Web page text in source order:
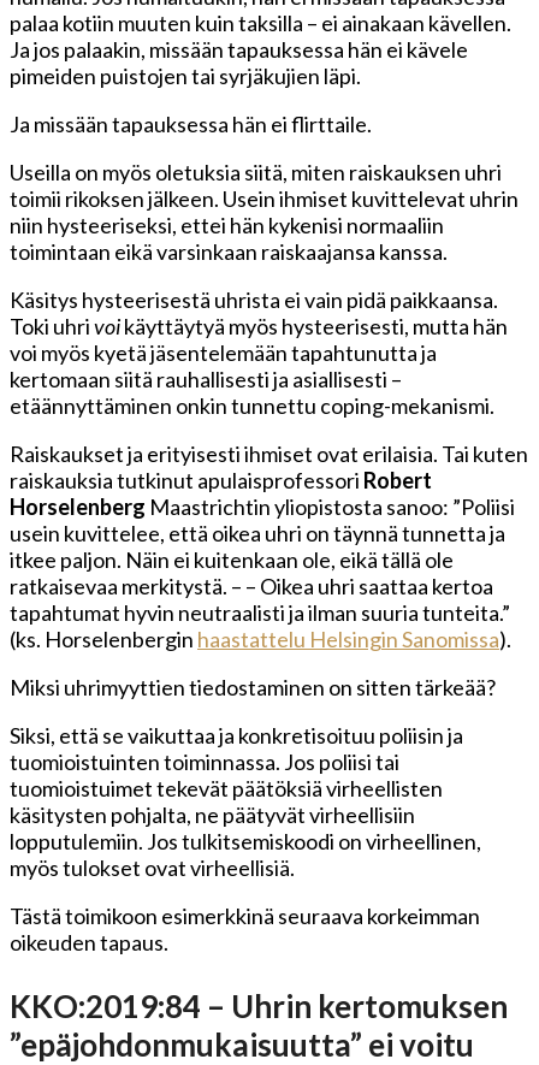
palaa kotiin muuten kuin taksilla – ei ainakaan kävellen.
Ja jos palaakin, missään tapauksessa hän ei kävele
pimeiden puistojen tai syrjäkujien läpi.
Ja missään tapauksessa hän ei flirttaile.
Useilla on myös oletuksia siitä, miten raiskauksen uhri
toimii rikoksen jälkeen. Usein ihmiset kuvittelevat uhrin
niin hysteeriseksi, ettei hän kykenisi normaaliin
toimintaan eikä varsinkaan raiskaajansa kanssa.
Käsitys hysteerisestä uhrista ei vain pidä paikkaansa.
Toki uhrivoikäyttäytyä myös hysteerisesti, mutta hän
voi myös kyetä jäsentelemään tapahtunutta ja
kertomaan siitä rauhallisesti ja asiallisesti –
etäännyttäminen onkin tunnettu coping-mekanismi.
Raiskaukset ja erityisesti ihmiset ovat erilaisia. Tai kuten
raiskauksia tutkinut apulaisprofessori Robert
Horselenberg Maastrichtin yliopistosta sanoo: ”Poliisi
usein kuvittelee, että oikea uhri on täynnä tunnetta ja
itkee paljon. Näin ei kuitenkaan ole, eikä tällä ole
ratkaisevaa merkitystä. – – Oikea uhri saattaa kertoa
tapahtumat hyvin neutraalisti ja ilman suuria tunteita.”
(ks. Horselenbergin haastattelu Helsingin Sanomissa).
Miksi uhrimyyttien tiedostaminen on sitten tärkeää?
Siksi, että se vaikuttaa ja konkretisoituu poliisin ja
tuomioistuinten toiminnassa. Jos poliisi tai
tuomioistuimet tekevät päätöksiä virheellisten
käsitysten pohjalta, ne päätyvät virheellisiin
lopputulemiin. Jos tulkitsemiskoodi on virheellinen,
myös tulokset ovat virheellisiä.
Tästä toimikoon esimerkkinä seuraava korkeimman
oikeuden tapaus.
KKO:2019:84 – Uhrin kertomuksen
”epäjohdonmukaisuutta” ei voitu